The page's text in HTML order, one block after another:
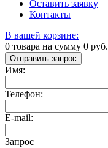
Оставить заявку
Контакты
В вашей корзине:
0 товара на сумму 0 руб.
Отправить запрос
Имя:
Телефон:
E-mail:
Запрос